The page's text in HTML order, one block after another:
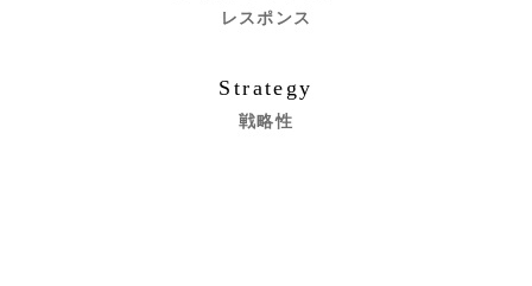
レスポンス
Strategy
戦略性